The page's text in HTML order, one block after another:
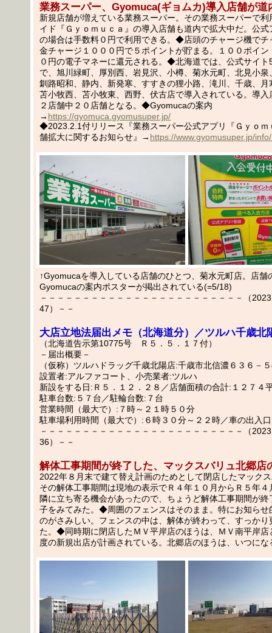
業務スーパー、Gyomuca(ギョムカ)導入店舗が道
新規店舗が増えている業務スーパー。その業務スーパーで利
イド『Ｇｙｏｍｕｃａ』の導入店舗も道内で拡大中だ。公式
の場合は手数料０円で利用できる。◆店頭のチャージ機でチ
金チャージ１０００円で５ポイントが貯まる。１００ポイン
０円の電子マネーに還元される。◆北海道では、公式サイト
で、旭川緑町、厚別西、岩見沢、小樽、菊水元町、北見小泉
釧路昭和、静内、新発寒、すすきの狸小路、滝川、千歳、月
苫小牧西、苫小牧東、西野、伏古店で導入されている。導入
２店舗中２０店舗となる。◆Gyomucaの案内
→ https://gyomuca.gyomusuper.jp/
◆2023.2.1付リリース『業務スーパー公式アプリ『Ｇｙｏｍ
舗拡大に関するお知らせ』→ https://www.gyomusuper.jp/
↑Gyomucaを導入している店舗のひとつ、菊水元町店。店舗
Gyomucaの案内ポスターが掲出されている(=5/18)
－－－－－－－－－－－－－－－－－－－－－－－－（
47）－－
大店立地法届出メモ（北海道分）／ツルハ千歳北
（北海道告示第10775号 Ｒ５．５．１７付）
－届出概要－
（仮称）ツルハドラッグ千歳北陽店:千歳市北信濃６３６－
設置者:アルファコート、小売業者:ツルハ
新設をする日:Ｒ５．１２．２８／店舗面積の合計:１２７４
駐車台数:５７台／駐輪台数:７台
営業時間（最大で）:７時～２１時５０分
駐車場利用時間（最大で）:６時３０分～２２時／車の出入
－－－－－－－－－－－－－－－－－－－－－－－－（
36）－－
解体工事期間が終了した、マックスバリュ北郷店
2022年８月末で建て替え計画のためとして閉店したマック
その解体工事期間は現地の表示でＲ４年１０月からＲ５年４
隣に立ち寄る機会があったので、ちょうど解体工事期間が
子をみてみた。◆周囲のフェンスはそのまま。特にお知らせ
のがさみしい。フェンスの中は、解体が終わって、すっかり
た。◆同時期に閉店したＭＶ平岸店のほうは、ＭＶ南平岸店
度の新規出店が計画されている。北郷店のほうは、いつにな